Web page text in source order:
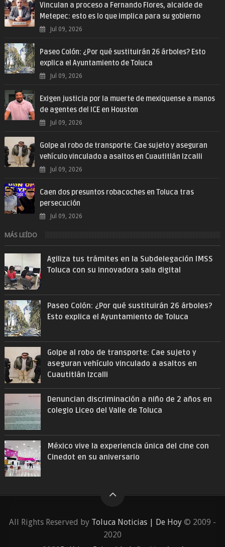
Vinculan a proceso a Fernando Flores, alcalde de
Metepec: esto es lo que implica para su gobierno
Jul 09, 2026
Paseo Colón: ¿Por qué sustituirán 26 árboles? Esto
explica el Ayuntamiento de Toluca
Jul 09, 2026
Exigen justicia por la muerte de mexiquense a manos
de agentes del ICE en Houston
Jul 09, 2026
Golpe al robo de transporte: Cae sujeto y aseguran
vehículo vinculado a asaltos en Cuautitlán Izcalli
Jul 09, 2026
Caen dos presuntos robacoches en Toluca tras
persecución
Jul 09, 2026
MÁS LEÍDO
Agiliza tus trámites en la Subdelegación IMSS
Toluca con su innovadora sala digital
Paseo Colón: ¿Por qué sustituirán 26 árboles?
Esto explica el Ayuntamiento de Toluca
Golpe al robo de transporte: Cae sujeto y
aseguran vehículo vinculado a asaltos en
Cuautitlán Izcalli
Denuncian discriminación a niño de 2 años en
colegio Liceo del Valle de Toluca
México vive la experiencia única del cine con
Cinedot en su aniversario
All Rights Reserved by Toluca Noticias | De Hoy © 2009 -
2020